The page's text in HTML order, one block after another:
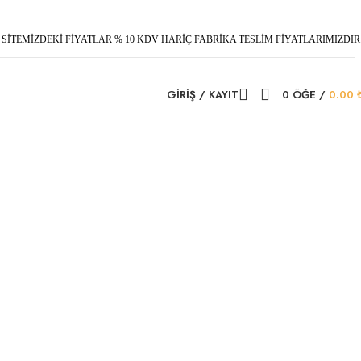
SİTEMİZDEKİ FİYATLAR % 10 KDV HARİÇ FABRİKA TESLİM
GIRIŞ / KAYIT 0 ÖĞE / 0.00